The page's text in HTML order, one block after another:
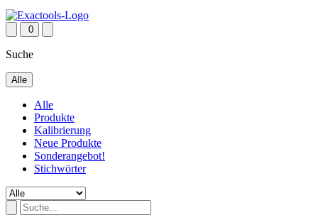
0
Suche
Alle
Alle
Produkte
Kalibrierung
Neue Produkte
Sonderangebot!
Stichwörter